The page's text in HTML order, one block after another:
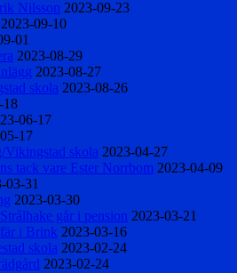
Nilsson 2023-09-23
2023-09-10
01
2023-08-29
2023-08-27
skola 2023-08-26
18
06-17
17
Vikingstad skola 2023-04-27
tack vare Ester Norrbom 2023-04-09
03-31
2023-03-30
går i pension 2023-03-21
i Brink 2023-03-16
skola 2023-02-24
2023-02-24